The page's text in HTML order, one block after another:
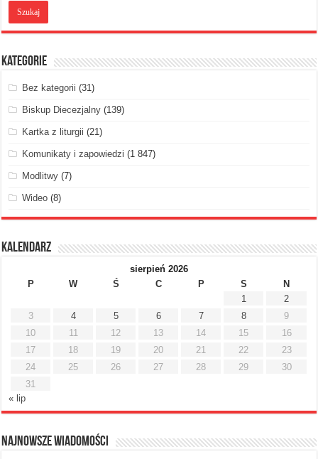
Kategorie
Bez kategorii (31)
Biskup Diecezjalny (139)
Kartka z liturgii (21)
Komunikaty i zapowiedzi (1 847)
Modlitwy (7)
Wideo (8)
Kalendarz
sierpień 2026
P
W Ś C P S
N
1
2
3
4 5 6 7 8
9
10
11 12 13 14 15
16
17
18 19 20 21 22
23
24
25 26 27 28 29
30
31
« lip
Najnowsze Wiadomości